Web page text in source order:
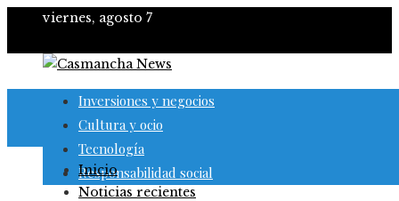
viernes, agosto 7
Inversiones y negocios
Cultura y ocio
Tecnología
Responsabilidad social
Inicio
Noticias recientes